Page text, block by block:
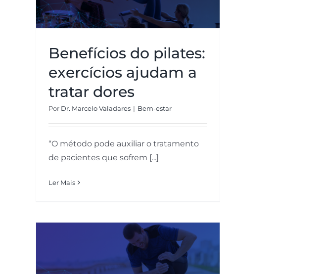
Benefícios do pilates:
exercícios ajudam a
tratar dores
Por Dr. Marcelo Valadares | Bem-estar
“O método pode auxiliar o tratamento
de pacientes que sofrem [...]
Ler Mais
Exercícios físicos malfeitos
causam lesões e dores